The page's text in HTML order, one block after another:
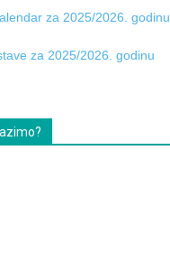
za 2025/2026. godinu
za 2025/2026. godinu